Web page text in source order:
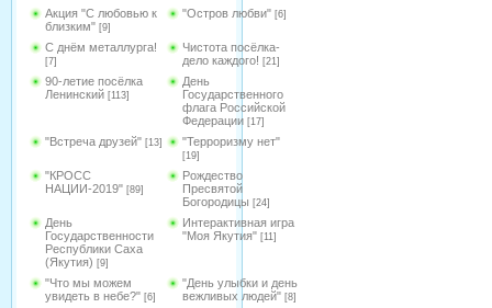
Акция "С любовью к
близким" [9]
"Остров любви" [6]
С днём металлурга!
[7]
Чистота посёлка-
дело каждого! [21]
90-летие посёлка
Ленинский [113]
День
Государственного
флага Российской
Федерации [17]
"Встреча друзей" [13] "Терроризму нет"
[19]
"КРОСС
НАЦИИ-2019" [89]
Рождество
Пресвятой
Богородицы [24]
День
Государственности
Республики Саха
(Якутия) [9]
Интерактивная игра
"Моя Якутия" [11]
"Что мы можем
увидеть в небе?" [6]
"День улыбки и день
вежливых людей" [8]